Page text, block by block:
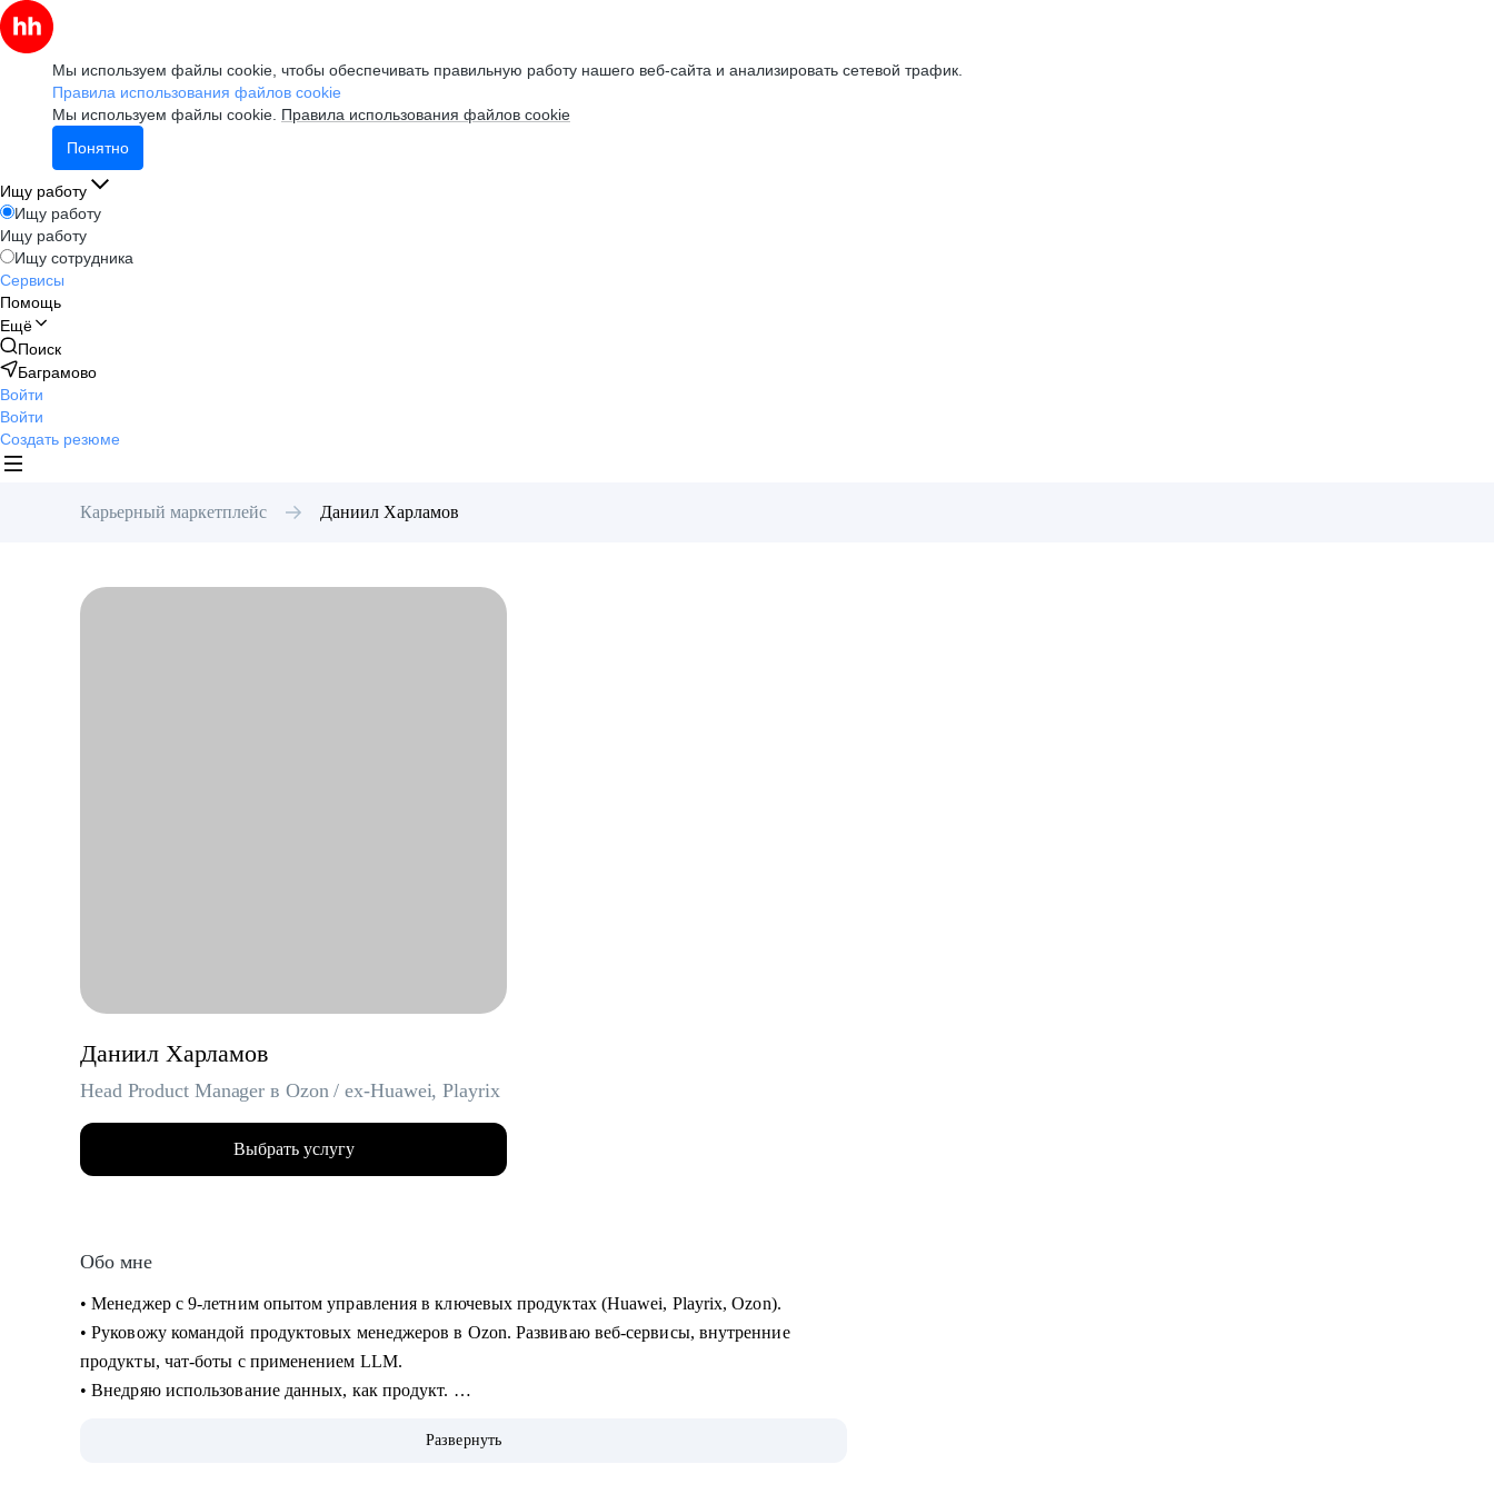
Мы используем файлы cookie, чтобы обеспечивать правильную работу нашего веб-сайта и анализировать сетевой трафик.
Правила использования файлов cookie
Мы используем файлы cookie. Правила использования файлов cookie
Понятно
Ищу работу
Ищу работу
Ищу работу
Ищу сотрудника
Сервисы
Помощь
Ещё
Поиск
Баграмово
Войти
Войти
Создать резюме
Карьерный маркетплейс Даниил Харламов
Даниил Харламов
Head Product Manager в Ozon / ex-Huawei, Playrix
Выбрать услугу
Обо мне
• Менеджер с 9-летним опытом управления в ключевых продуктах (Huawei, Playrix, Ozon).
• Руковожу командой продуктовых менеджеров в Ozon. Развиваю веб-сервисы, внутренние
продукты, чат-боты с применением LLM.
• Внедряю использование данных, как продукт.
• Вместе с подопечными составили более 300 резюме для РФ и Европы.
Развернуть